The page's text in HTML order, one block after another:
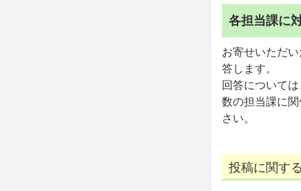
各担当課に
お寄せいただ
答します。
回答について
数の担当課に
さい。
投稿に関す